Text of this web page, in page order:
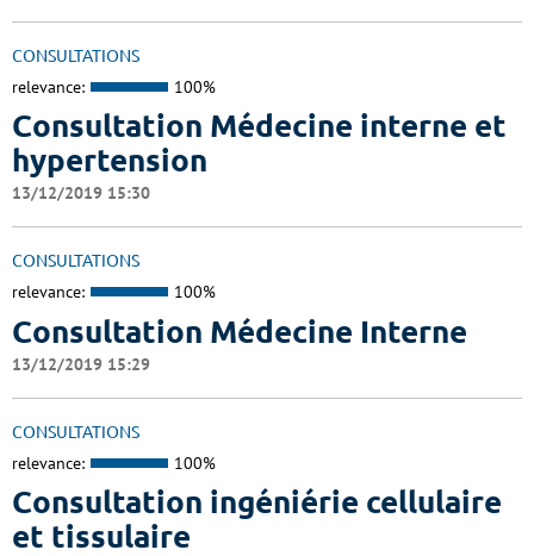
CONSULTATIONS
relevance: 100%
Consultation Médecine interne et
hypertension
13/12/2019 15:30
CONSULTATIONS
relevance: 100%
Consultation Médecine Interne
13/12/2019 15:29
CONSULTATIONS
relevance: 100%
Consultation ingéniérie cellulaire
et tissulaire